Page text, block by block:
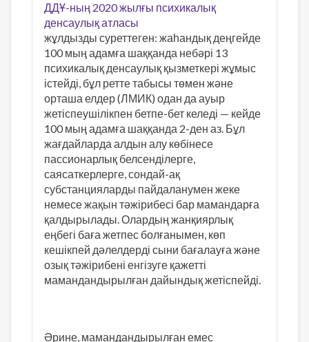
ДДҰ-ның 2020 жылғы психикалық
денсаулық атласы
жұлдызды суреттеген: жаһандық деңгейде
100 мың адамға шаққанда небәрі 13
психикалық денсаулық қызметкері жұмыс
істейді, бұл ретте табысы төмен және
орташа елдер (ЛМИК) одан да ауыр
жетіспеушілікпен бетпе-бет келеді — кейде
100 мың адамға шаққанда 2-ден аз. Бұл
жағдайларда алдын алу көбінесе
пассионарлық белсенділерге,
саясаткерлерге, сондай-ақ
субстанцияларды пайдаланумен жеке
немесе жақын тәжірибесі бар мамандарға
қалдырылады. Олардың жанқиярлық
еңбегі баға жетпес болғанымен, көп
кешікпей дәлелдерді сыни бағалауға және
озық тәжірибені енгізуге қажетті
мамандандырылған дайындық жетіспейді.
Әрине, мамандандырылған емес